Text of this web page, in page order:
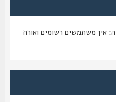
משתמשים רשומים ואורח